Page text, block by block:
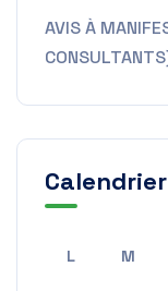
AVIS À
Calendrier
L M